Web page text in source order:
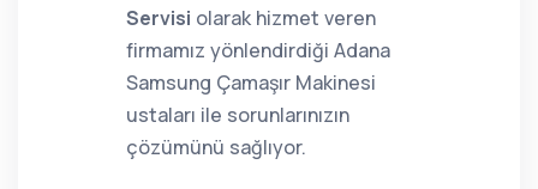
Servisi olarak hizmet veren
firmamız yönlendirdiği Adana
Samsung Çamaşır Makinesi
ustaları ile sorunlarınızın
çözümünü sağlıyor.